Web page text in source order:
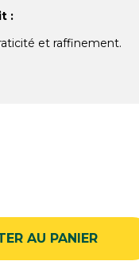
:
et raffinement.
AU PANIER